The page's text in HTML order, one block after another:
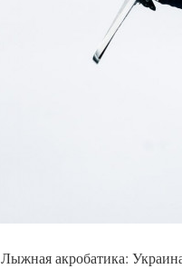
Лыжная акробатика: